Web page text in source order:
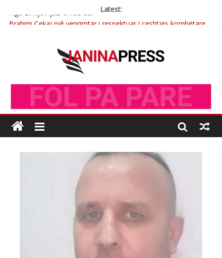
Latest:
Brahim Çekaj njē veprimtar i respektuar i çeshtjës kombëtare
Çlirimtari Agron Gërvalla me takime pune në atdhe të shoqerisë
Mimoza Gjoni artiste e mirëfilltë e këngës shqiptare
Nga Elmije Ajazi e nderuar